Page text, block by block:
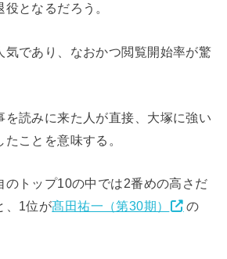
となるだろう。
気であり、なおかつ閲覧開始率が驚
を読みに来た人が直接、大塚に強い
ことを意味する。
のトップ10の中では2番めの高さだ
、1位が髙田祐一（第30期）
の